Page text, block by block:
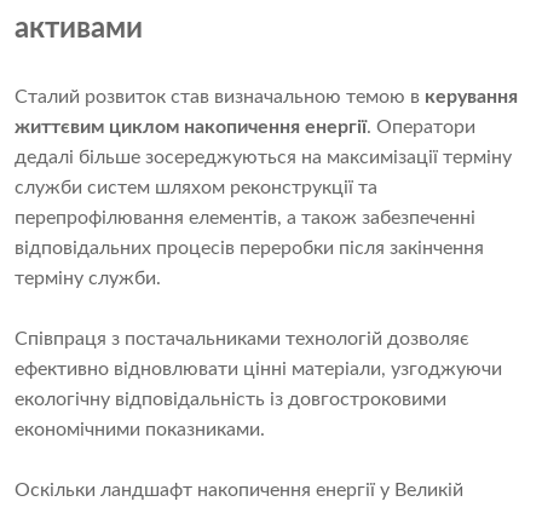
активами
Сталий розвиток став визначальною темою в керування
життєвим циклом накопичення енергії. Оператори
дедалі більше зосереджуються на максимізації терміну
служби систем шляхом реконструкції та
перепрофілювання елементів, а також забезпеченні
відповідальних процесів переробки після закінчення
терміну служби.
Співпраця з постачальниками технологій дозволяє
ефективно відновлювати цінні матеріали, узгоджуючи
екологічну відповідальність із довгостроковими
економічними показниками.
Оскільки ландшафт накопичення енергії у Великій